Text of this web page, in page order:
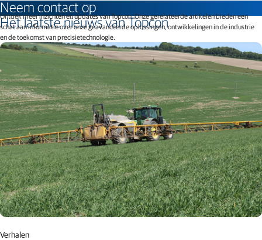
Neem contact op
Het laatste nieuws van Topcon
Ontdek meer inzichten en updates van Topcon. Onze gerelateerde artikelen bieden een
schat aan informatie over onze geavanceerde oplossingen, ontwikkelingen in de industrie
en de toekomst van precisietechnologie.
Verhalen